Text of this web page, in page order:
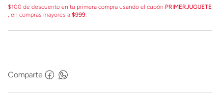
$100 de descuento en tu primera compra usando el cupón PRIMERJUGUETE
, en compras mayores a $999.
Comparte